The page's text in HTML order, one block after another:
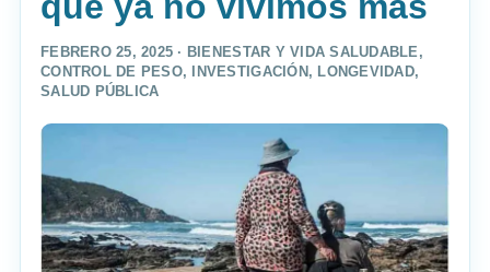
FEBRERO 25, 2025 · BIENESTAR Y VIDA SALUDABLE,
CONTROL DE PESO, INVESTIGACIÓN , LONGEVIDAD,
SALUD PÚBLICA